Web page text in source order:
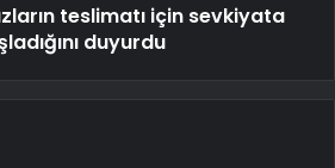
teslimatı için sevkiyata
duyurdu